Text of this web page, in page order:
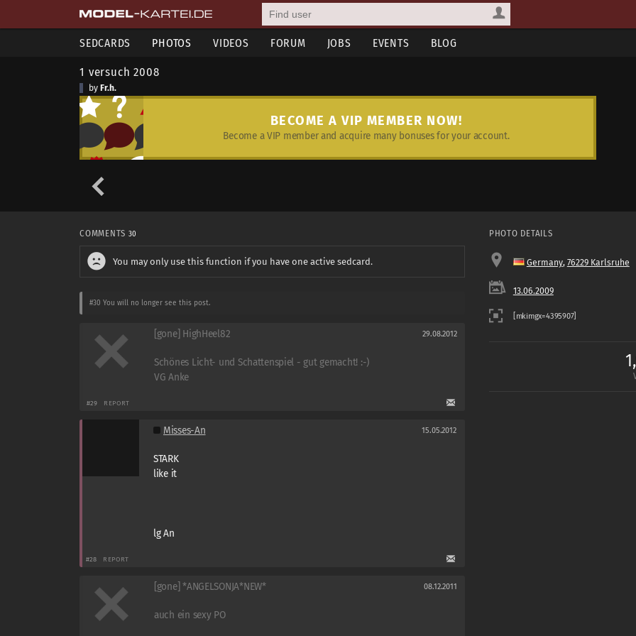
SEDCARDS PHOTOS VIDEOS FORUM JOBS EVENTS BLOG
1 versuch 2008
by Fr.h.
BECOME A VIP MEMBER NOW!
Become a VIP member and acquire many bonuses for your account.
COMMENTS 30
You may only use this function if you have one active sedcard.
#30 You will no longer see this post.
[gone] HighHeel82 29.08.2012
Schönes Licht- und Schattenspiel - gut gemacht! :-)
VG Anke
#29 REPORT
Misses-An 15.05.2012
STARK
like it
lg An
#28 REPORT
[gone] *ANGELSONJA*NEW* 08.12.2011
auch ein sexy PO
PHOTO DETAILS
Germany, 76229 Karlsruhe
13.06.2009